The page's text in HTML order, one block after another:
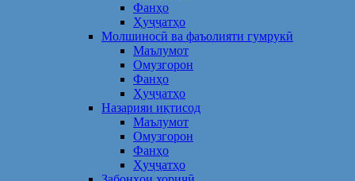
Фанҳо
Ҳуҷҷатҳо
Молшиносӣ ва фаъолияти гумрукӣ
Маълумот
Омузгорон
Фанҳо
Ҳуҷҷатҳо
Назарияи иқтисод
Маълумот
Омузгорон
Фанҳо
Ҳуҷҷатҳо